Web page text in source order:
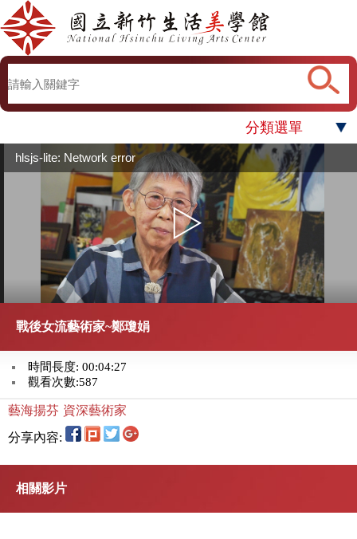
分類選單
hlsjs-lite: Network error
戰後女流藝術家~鄭瓊娟
時間長度: 00:04:27
觀看次數:587
藝海揚芬 資深藝術家
分享內容:
相關影片